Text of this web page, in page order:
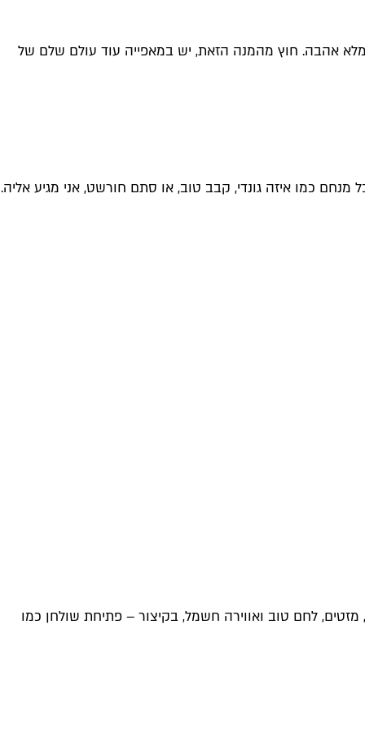
מלא אהבה. חוץ מהמנה הזאת, יש במאפייה עוד עולם שלם של
כמו איזה גונדי, קבב טוב, או סתם חורשט, אני מגיע אליה.
לחם טוב ואווירה חשמל, בקיצור – פתיחת שולחן כמו